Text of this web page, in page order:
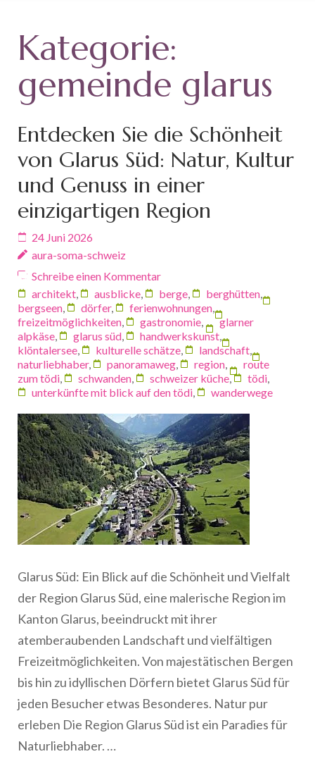
Kategorie:
gemeinde glarus
Entdecken Sie die Schönheit
von Glarus Süd: Natur, Kultur
und Genuss in einer
einzigartigen Region
24 Juni 2026
aura-soma-schweiz
Schreibe einen Kommentar
architekt
ausblicke berge berghütten
bergseen
dörfer, ferienwohnungen
freizeitmöglichkeiten
gastronomie
glarner
alpkäse
glarus süd handwerkskunst
klöntalersee
kulturelle schätze landschaft
naturliebhaber, panoramaweg region
route
zum tödi
schwanden schweizer küche, tödi
unterkünfte mit blick auf den tödi
wanderwege
Glarus Süd: Ein Blick auf die Schönheit und Vielfalt
der Region Glarus Süd, eine malerische Region im
Kanton Glarus, beeindruckt mit ihrer
atemberaubenden Landschaft und vielfältigen
Freizeitmöglichkeiten. Von majestätischen Bergen
bis hin zu idyllischen Dörfern bietet Glarus Süd für
jeden Besucher etwas Besonderes. Natur pur
erleben Die Region Glarus Süd ist ein Paradies für
Naturliebhaber. …